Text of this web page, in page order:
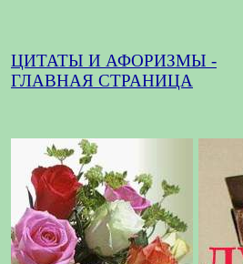
ЦИТАТЫ И АФОРИЗМЫ -
ГЛАВНАЯ СТРАНИЦА